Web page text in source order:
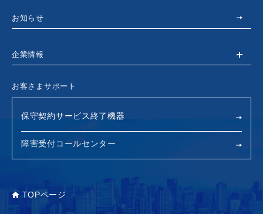
お知らせ
企業情報
お客さまサポート
保守契約サービス終了機器
障害受付コールセンター
TOPページ